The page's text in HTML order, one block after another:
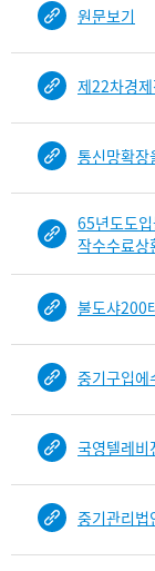
원문보기
제22차경
통신망확
65년도도
작수수료
불도샤200
중기구입
국영텔레
중기관리